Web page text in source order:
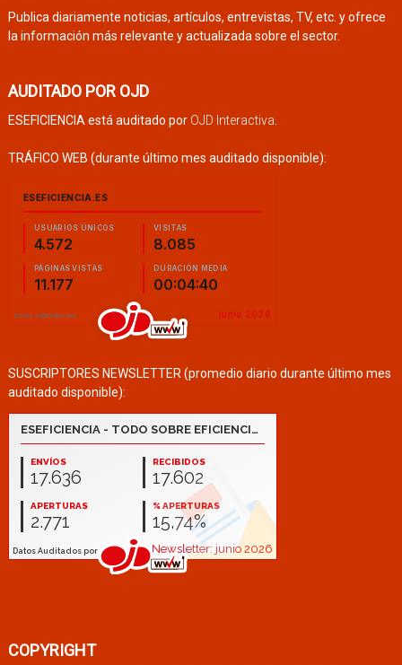
Publica diariamente noticias, artículos, entrevistas, TV, etc. y ofrece
la información más relevante y actualizada sobre el sector.
AUDITADO POR OJD
ESEFICIENCIA está auditado por OJD Interactiva
TRÁFICO WEB (durante último mes auditado disponible):
SUSCRIPTORES NEWSLETTER (promedio diario durante último mes
auditado disponible):
COPYRIGHT